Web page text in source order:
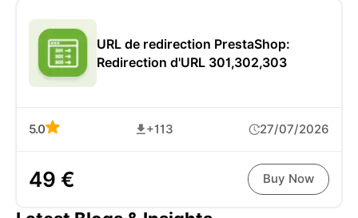
URL de redirection PrestaShop:
Redirection d'URL 301,302,303
5.0 +113 27/07/2026
49 € Buy Now